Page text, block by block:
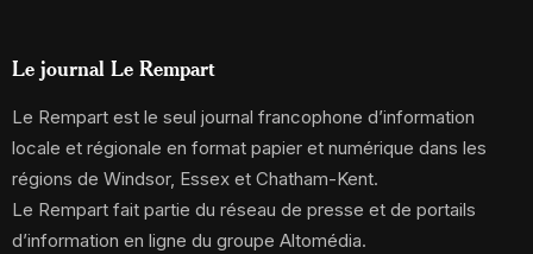
Le journal Le Rempart
Le Rempart est le seul journal francophone d’information
locale et régionale en format papier et numérique dans les
régions de Windsor, Essex et Chatham-Kent.
Le Rempart fait partie du réseau de presse et de portails
d’information en ligne du groupe Altomédia.